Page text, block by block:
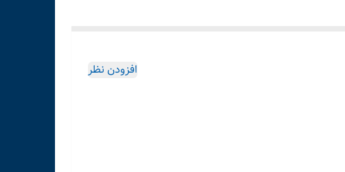
افزودن نظر